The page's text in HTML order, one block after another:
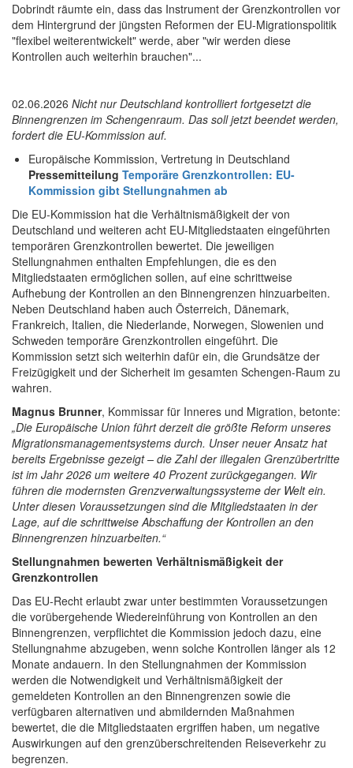
Dobrindt räumte ein, dass das Instrument der Grenzkontrollen vor
dem Hintergrund der jüngsten Reformen der EU-Migrationspolitik
"flexibel weiterentwickelt" werde, aber "wir werden diese
Kontrollen auch weiterhin brauchen"...
02.06.2026 Nicht nur Deutschland kontrolliert fortgesetzt die
Binnengrenzen im Schengenraum. Das soll jetzt beendet werden,
fordert die EU-Kommission auf.
Europäische Kommission, Vertretung in Deutschland
Pressemitteilung Temporäre Grenzkontrollen: EU-
Kommission gibt Stellungnahmen ab
Die EU-Kommission hat die Verhältnismäßigkeit der von
Deutschland und weiteren acht EU-Mitgliedstaaten eingeführten
temporären Grenzkontrollen bewertet. Die jeweiligen
Stellungnahmen enthalten Empfehlungen, die es den
Mitgliedstaaten ermöglichen sollen, auf eine schrittweise
Aufhebung der Kontrollen an den Binnengrenzen hinzuarbeiten.
Neben Deutschland haben auch Österreich, Dänemark,
Frankreich, Italien, die Niederlande, Norwegen, Slowenien und
Schweden temporäre Grenzkontrollen eingeführt. Die
Kommission setzt sich weiterhin dafür ein, die Grundsätze der
Freizügigkeit und der Sicherheit im gesamten Schengen-Raum zu
wahren.
Magnus Brunner, Kommissar für Inneres und Migration, betonte:
„Die Europäische Union führt derzeit die größte Reform unseres
Migrationsmanagementsystems durch. Unser neuer Ansatz hat
bereits Ergebnisse gezeigt – die Zahl der illegalen Grenzübertritte
ist im Jahr 2026 um weitere 40 Prozent zurückgegangen. Wir
führen die modernsten Grenzverwaltungssysteme der Welt ein.
Unter diesen Voraussetzungen sind die Mitgliedstaaten in der
Lage, auf die schrittweise Abschaffung der Kontrollen an den
Binnengrenzen hinzuarbeiten.“
Stellungnahmen bewerten Verhältnismäßigkeit der
Grenzkontrollen
Das EU-Recht erlaubt zwar unter bestimmten Voraussetzungen
die vorübergehende Wiedereinführung von Kontrollen an den
Binnengrenzen, verpflichtet die Kommission jedoch dazu, eine
Stellungnahme abzugeben, wenn solche Kontrollen länger als 12
Monate andauern. In den Stellungnahmen der Kommission
werden die Notwendigkeit und Verhältnismäßigkeit der
gemeldeten Kontrollen an den Binnengrenzen sowie die
verfügbaren alternativen und abmildernden Maßnahmen
bewertet, die die Mitgliedstaaten ergriffen haben, um negative
Auswirkungen auf den grenzüberschreitenden Reiseverkehr zu
begrenzen.